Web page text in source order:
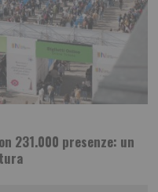
231.000 presenze: un